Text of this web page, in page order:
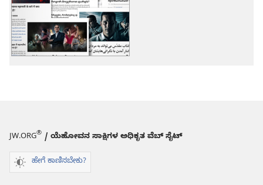
JW.ORG® / ಯೆಹೋವನ ಸಾಕ್ಷಿಗಳ ಅಧಿಕೃತ ವೆಬ್ ಸೈಟ್
ಹೇಗೆ ಕಾಣಿಸಬೇಕು?